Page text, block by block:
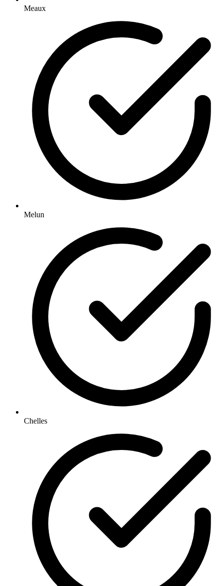
Meaux
Melun
Chelles